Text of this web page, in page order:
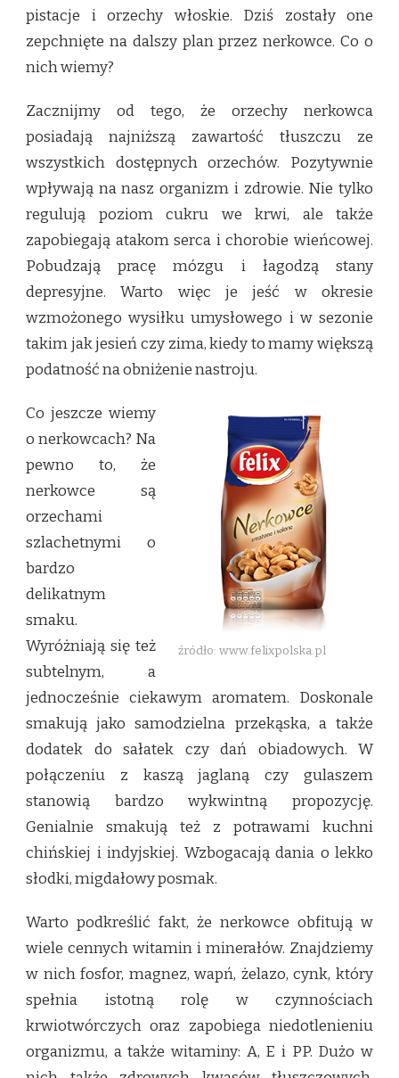
pistacje i orzechy włoskie. Dziś zostały one
zepchnięte na dalszy plan przez nerkowce. Co o
nich wiemy?
Zacznijmy od tego, że orzechy nerkowca
posiadają najniższą zawartość tłuszczu ze
wszystkich dostępnych orzechów. Pozytywnie
wpływają na nasz organizm i zdrowie. Nie tylko
regulują poziom cukru we krwi, ale także
zapobiegają atakom serca i chorobie wieńcowej.
Pobudzają pracę mózgu i łagodzą stany
depresyjne. Warto więc je jeść w okresie
wzmożonego wysiłku umysłowego i w sezonie
takim jak jesień czy zima, kiedy to mamy większą
podatność na obniżenie nastroju.
źródło: www.felixpolska.pl
Co jeszcze wiemy
o nerkowcach? Na
pewno to, że
nerkowce są
orzechami
szlachetnymi o
bardzo
delikatnym
smaku.
Wyróżniają się też
subtelnym, a
jednocześnie ciekawym aromatem. Doskonale
smakują jako samodzielna przekąska, a także
dodatek do sałatek czy dań obiadowych. W
połączeniu z kaszą jaglaną czy gulaszem
stanowią bardzo wykwintną propozycję.
Genialnie smakują też z potrawami kuchni
chińskiej i indyjskiej. Wzbogacają dania o lekko
słodki, migdałowy posmak.
Warto podkreślić fakt, że nerkowce obfitują w
wiele cennych witamin i minerałów. Znajdziemy
w nich fosfor, magnez, wapń, żelazo, cynk, który
spełnia istotną rolę w czynnościach
krwiotwórczych oraz zapobiega niedotlenieniu
organizmu, a także witaminy: A, E i PP. Dużo w